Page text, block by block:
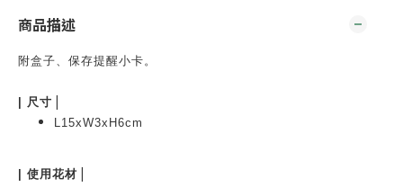
商品描述
附盒子、保存提醒小卡。
尺寸 |
L15xW3xH6cm
使用花材 |